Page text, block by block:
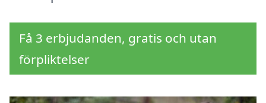
Få 3 erbjudanden, gratis och utan
förpliktelser